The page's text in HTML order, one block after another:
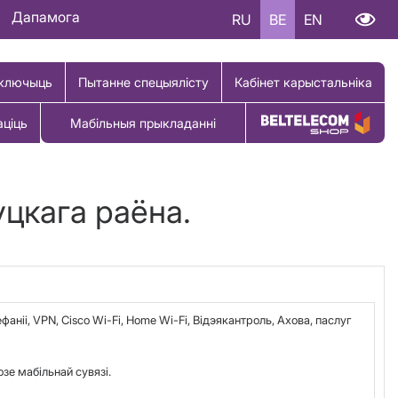
Дапамога RU BE EN
Пытанне спецыялісту Кабінет карыстальніка
Мабільныя прыкладанні Купіць тавар
раёна.
VPN, Cisco Wi-Fi, Home Wi-Fi, Відэякантроль, Ахова, паслуг
мабільнай сувязі.